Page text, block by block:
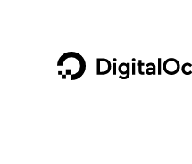
DigitalOcean